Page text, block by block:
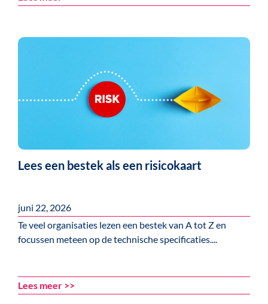
Lees een bestek als een risicokaart
juni 22, 2026
Te veel organisaties lezen een bestek van A tot Z en
focussen meteen op de technische specificaties....
Lees meer >>